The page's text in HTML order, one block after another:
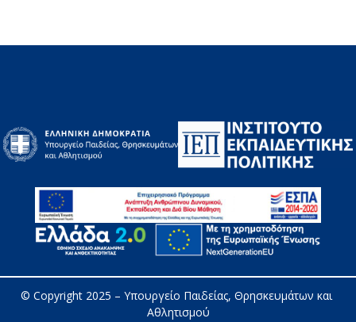
© Copyright 2025 – Υπουργείο Παιδείας, Θρησκευμάτων και
Αθλητισμού